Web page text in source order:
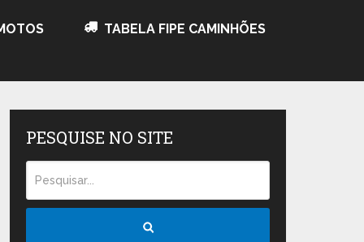
TABELA FIPE CAMINHÕES
PESQUISE NO SITE